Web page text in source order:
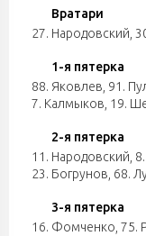
Вратари
27. Народовский
1-я пятерка
88. Яковлев 91.
7. Калмыков 19.
2-я пятерка
11. Народовский
23. Богрунов 68.
3-я пятерка
16. Фомченко 75.